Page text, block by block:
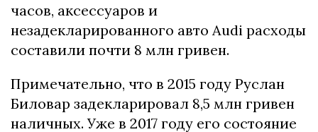
часов, аксессуаров и
незадекларированного авто Audi расходы
составили почти 8 млн гривен.
Примечательно, что в 2015 году Руслан
Биловар задекларировал 8,5 млн гривен
наличных. Уже в 2017 году его состояние